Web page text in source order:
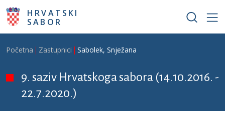
Skoči na glavni sadržaj
HRVATSKI
SABOR
Breadcrumb
Početna Zastupnici Sabolek, Snježana
9. saziv Hrvatskoga sabora (14.10.2016. -
22.7.2020.)